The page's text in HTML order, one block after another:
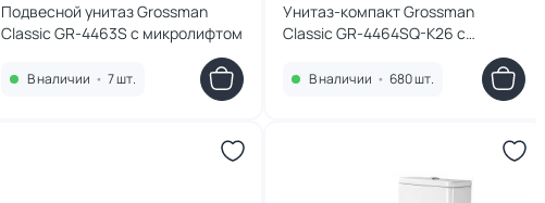
Подвесной унитаз Grossman
Classic GR-4463S с микролифтом
В наличии • 7 шт.
Унитаз-компакт Grossman
Classic GR-4464SQ-K26 с
В наличии • 680 шт.